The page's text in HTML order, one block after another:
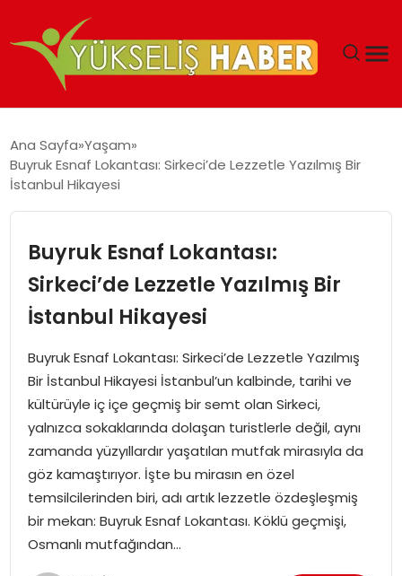
MALIYETLERINI AZALTIYOR’
Ana Sayfa Yaşam
Buyruk Esnaf Lokantası: Sirkeci’de Lezzetle Yazılmış Bir
İstanbul Hikayesi
Buyruk Esnaf Lokantası:
Sirkeci’de Lezzetle Yazılmış Bir
İstanbul Hikayesi
Buyruk Esnaf Lokantası: Sirkeci’de Lezzetle Yazılmış
Bir İstanbul Hikayesi İstanbul’un kalbinde, tarihi ve
kültürüyle iç içe geçmiş bir semt olan Sirkeci,
yalnızca sokaklarında dolaşan turistlerle değil, aynı
zamanda yüzyıllardır yaşatılan mutfak mirasıyla da
göz kamaştırıyor. İşte bu mirasın en özel
temsilcilerinden biri, adı artık lezzetle özdeşleşmiş
bir mekan: Buyruk Esnaf Lokantası. Köklü geçmişi,
Osmanlı mutfağından…